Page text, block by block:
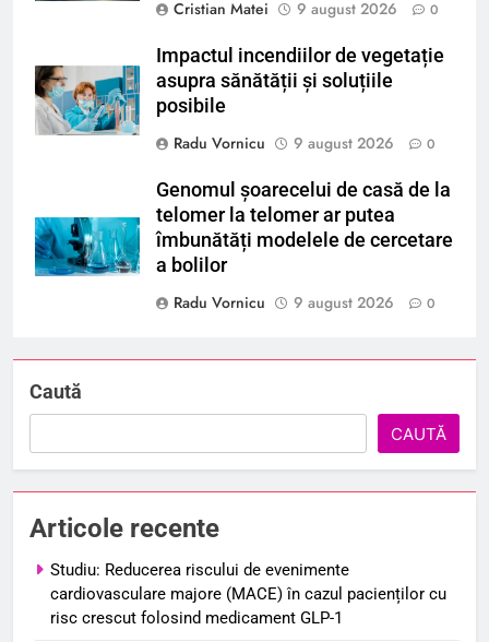
Cristian Matei 9 august 2026 0
Impactul incendiilor de vegetație
asupra sănătății și soluțiile
posibile
Radu Vornicu
9 august 2026 0
Genomul șoarecelui de casă de la
telomer la telomer ar putea
îmbunătăți modelele de cercetare
a bolilor
Radu Vornicu
9 august 2026 0
Caută
CAUTĂ
Articole recente
Studiu: Reducerea riscului de evenimente
cardiovasculare majore (MACE) în cazul pacienților cu
risc crescut folosind medicament GLP-1